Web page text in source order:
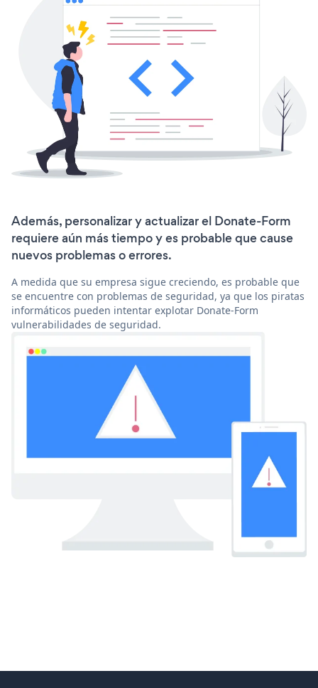
Además, personalizar y actualizar el Donate-Form
requiere aún más tiempo y es probable que cause
nuevos problemas o errores.
A medida que su empresa sigue creciendo, es probable que
se encuentre con problemas de seguridad, ya que los piratas
informáticos pueden intentar explotar Donate-Form
vulnerabilidades de seguridad.